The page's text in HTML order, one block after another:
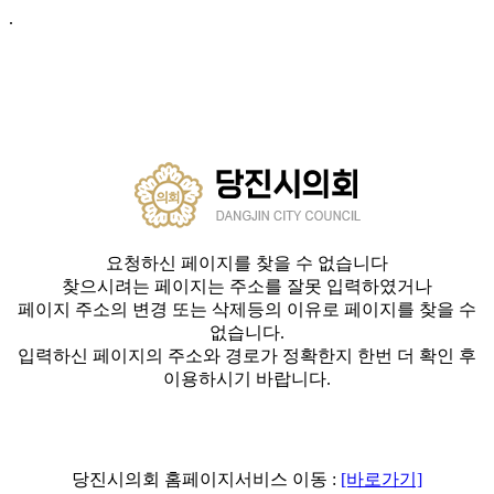
.
요청하신 페이지를 찾을 수 없습니다
찾으시려는 페이지는 주소를 잘못 입력하였거나
페이지 주소의 변경 또는 삭제등의 이유로 페이지를 찾을 수
없습니다.
입력하신 페이지의 주소와 경로가 정확한지 한번 더 확인 후
이용하시기 바랍니다.
당진시의회 홈페이지서비스 이동 : [바로가기]